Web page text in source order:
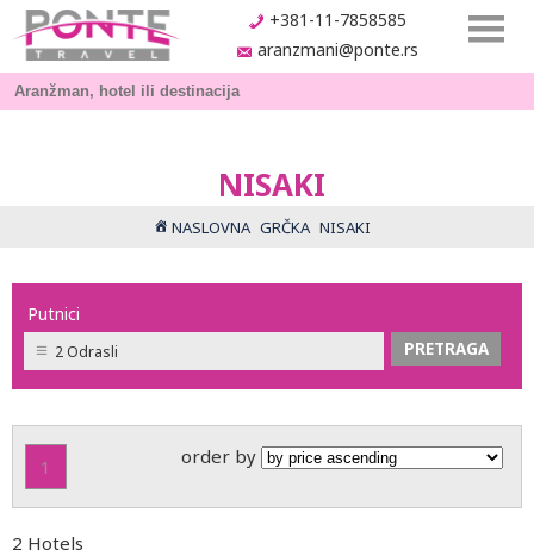
+381-11-7858585
aranzmani@ponte.rs
NISAKI
NASLOVNA GRČKA NISAKI
Putnici
2 Odrasli
1 order by
2 Hotels